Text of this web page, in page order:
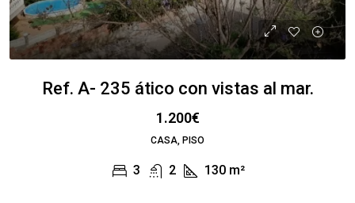
Ref. A- 235 ático con vistas al mar.
1.200€
CASA, PISO
3 2 130 m²